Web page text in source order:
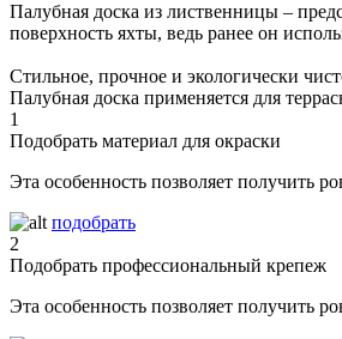
Палубная доска из лиственницы –
поверхность яхты, ведь ранее он
Стильное, прочное и экологически
Палубная доска применяется для
1
Подобрать материал для окраски
Эта особенность позволяет получить
подобрать
2
Подобрать профессиональный крепеж
Эта особенность позволяет получить